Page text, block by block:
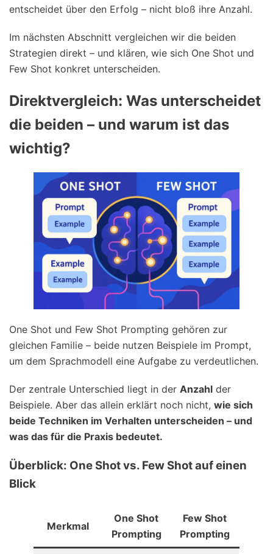
entscheidet über den Erfolg – nicht bloß ihre Anzahl.
Im nächsten Abschnitt vergleichen wir die beiden
Strategien direkt – und klären, wie sich One Shot und
Few Shot konkret unterscheiden.
Direktvergleich: Was unterscheidet
die beiden – und warum ist das
wichtig?
One Shot und Few Shot Prompting gehören zur
gleichen Familie – beide nutzen Beispiele im Prompt,
um dem Sprachmodell eine Aufgabe zu verdeutlichen.
Der zentrale Unterschied liegt in der Anzahl der
Beispiele. Aber das allein erklärt noch nicht, wie sich
beide Techniken im Verhalten unterscheiden – und
was das für die Praxis bedeutet.
Überblick: One Shot vs. Few Shot auf einen
Blick
Merkmal
One Shot
Prompting
Few Shot
Prompting